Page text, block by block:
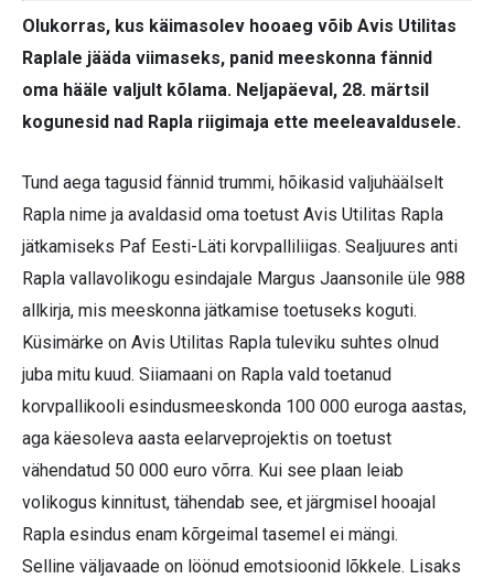
Olukorras, kus käimasolev hooaeg võib Avis Utilitas
Raplale jääda viimaseks, panid meeskonna fännid
oma hääle valjult kõlama. Neljapäeval, 28. märtsil
kogunesid nad Rapla riigimaja ette meeleavaldusele.
Tund aega tagusid fännid trummi, hõikasid valjuhäälselt
Rapla nime ja avaldasid oma toetust Avis Utilitas Rapla
jätkamiseks Paf Eesti-Läti korvpalliliigas. Sealjuures anti
Rapla vallavolikogu esindajale Margus Jaansonile üle 988
allkirja, mis meeskonna jätkamise toetuseks koguti.
Küsimärke on Avis Utilitas Rapla tuleviku suhtes olnud
juba mitu kuud. Siiamaani on Rapla vald toetanud
korvpallikooli esindusmeeskonda 100 000 euroga aastas,
aga käesoleva aasta eelarveprojektis on toetust
vähendatud 50 000 euro võrra. Kui see plaan leiab
volikogus kinnitust, tähendab see, et järgmisel hooajal
Rapla esindus enam kõrgeimal tasemel ei mängi.
Selline väljavaade on löönud emotsioonid lõkkele. Lisaks